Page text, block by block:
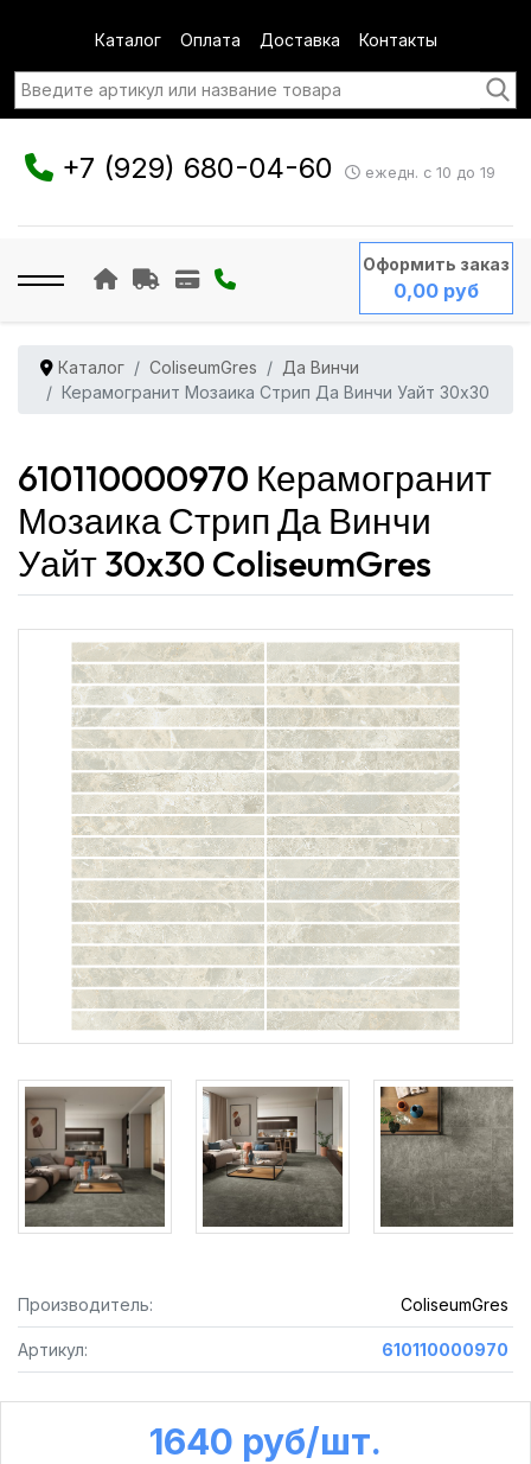
Каталог Оплата Доставка Контакты
+7 (929) 680-04-60 ежедн. с 10 до 19
Оформить заказ
0,00 руб
Каталог ColiseumGres
Да Винчи
Керамогранит Мозаика Стрип Да Винчи Уайт 30x30
610110000970 Керамогранит
Мозаика Стрип Да Винчи
Уайт 30x30 ColiseumGres
Производитель: ColiseumGres
Артикул: 610110000970
1640 руб /шт.